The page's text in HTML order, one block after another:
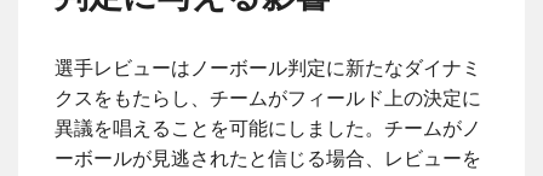
選手レビューはノーボール判定に新たなダイナミ
クスをもたらし、チームがフィールド上の決定に
異議を唱えることを可能にしました。チームがノ
ーボールが見逃されたと信じる場合、レビューを